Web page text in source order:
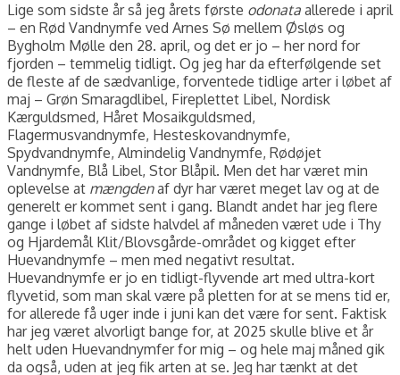
Lige som sidste år så jeg årets første odonata allerede i april
– en Rød Vandnymfe ved Arnes Sø mellem Øsløs og
Bygholm Mølle den 28. april, og det er jo – her nord for
fjorden – temmelig tidligt. Og jeg har da efterfølgende set
de fleste af de sædvanlige, forventede tidlige arter i løbet af
maj – Grøn Smaragdlibel, Fireplettet Libel, Nordisk
Kærguldsmed, Håret Mosaikguldsmed,
Flagermusvandnymfe, Hesteskovandnymfe,
Spydvandnymfe, Almindelig Vandnymfe, Rødøjet
Vandnymfe, Blå Libel, Stor Blåpil. Men det har været min
oplevelse at mængdenaf dyr har været meget lav og at de
generelt er kommet sent i gang. Blandt andet har jeg flere
gange i løbet af sidste halvdel af måneden været ude i Thy
og Hjardemål Klit/Blovsgårde-området og kigget efter
Huevandnymfe – men med negativt resultat.
Huevandnymfe er jo en tidligt-flyvende art med ultra-kort
flyvetid, som man skal være på pletten for at se mens tid er,
for allerede få uger inde i juni kan det være for sent. Faktisk
har jeg været alvorligt bange for, at 2025 skulle blive et år
helt uden Huevandnymfer for mig – og hele maj måned gik
da også, uden at jeg fik arten at se. Jeg har tænkt at det